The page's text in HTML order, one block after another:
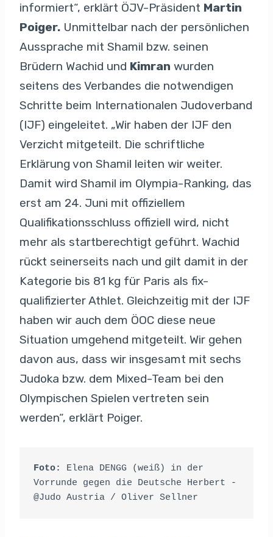
informiert“, erklärt ÖJV-Präsident Martin
Poiger. Unmittelbar nach der persönlichen
Aussprache mit Shamil bzw. seinen
Brüdern Wachid und Kimran wurden
seitens des Verbandes die notwendigen
Schritte beim Internationalen Judoverband
(IJF) eingeleitet. „Wir haben der IJF den
Verzicht mitgeteilt. Die schriftliche
Erklärung von Shamil leiten wir weiter.
Damit wird Shamil im Olympia-Ranking, das
erst am 24. Juni mit offiziellem
Qualifikationsschluss offiziell wird, nicht
mehr als startberechtigt geführt. Wachid
rückt seinerseits nach und gilt damit in der
Kategorie bis 81 kg für Paris als fix-
qualifizierter Athlet. Gleichzeitig mit der IJF
haben wir auch dem ÖOC diese neue
Situation umgehend mitgeteilt. Wir gehen
davon aus, dass wir insgesamt mit sechs
Judoka bzw. dem Mixed-Team bei den
Olympischen Spielen vertreten sein
werden“, erklärt Poiger.
Foto:
Elena DENGG (weiß) in der
Vorrunde gegen die Deutsche Herbert -
@Judo Austria / Oliver Sellner